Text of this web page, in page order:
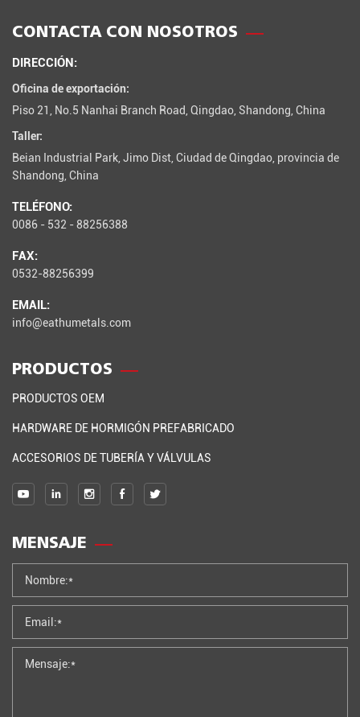
CONTACTA CON NOSOTROS
DIRECCIÓN:
Oficina de exportación:
Piso 21, No.5 Nanhai Branch Road, Qingdao, Shandong, China
Taller:
Beian Industrial Park, Jimo Dist, Ciudad de Qingdao, provincia de
Shandong, China
TELÉFONO:
0086 - 532 - 88256388
FAX:
0532-88256399
EMAIL:
info@eathumetals.com
PRODUCTOS
PRODUCTOS OEM
HARDWARE DE HORMIGÓN PREFABRICADO
ACCESORIOS DE TUBERÍA Y VÁLVULAS
MENSAJE